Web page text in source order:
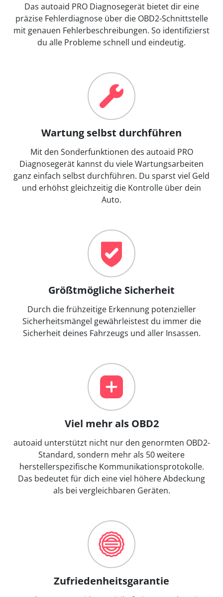
Das autoaid PRO Diagnosegerät bietet dir eine
präzise Fehlerdiagnose über die OBD2-Schnittstelle
mit genauen Fehlerbeschreibungen. So identifizierst
du alle Probleme schnell und eindeutig.
Wartung selbst durchführen
Mit den Sonderfunktionen des autoaid PRO
Diagnosegerät kannst du viele Wartungsarbeiten
ganz einfach selbst durchführen. Du sparst viel Geld
und erhöhst gleichzeitig die Kontrolle über dein
Auto.
Größtmögliche Sicherheit
Durch die frühzeitige Erkennung potenzieller
Sicherheitsmängel gewährleistest du immer die
Sicherheit deines Fahrzeugs und aller Insassen.
Viel mehr als OBD2
autoaid unterstützt nicht nur den genormten OBD2-
Standard, sondern mehr als 50 weitere
herstellerspezifische Kommunikationsprotokolle.
Das bedeutet für dich eine viel höhere Abdeckung
als bei vergleichbaren Geräten.
Zufriedenheitsgarantie